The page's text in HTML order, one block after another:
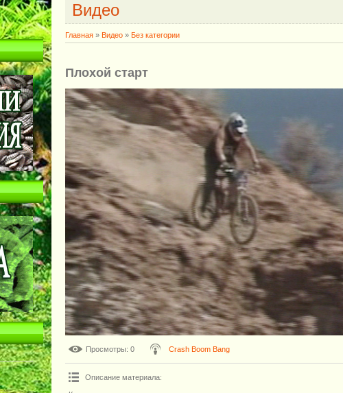
Видео
Главная » Видео » Без категории
Плохой старт
Просмотры: 0 Crash Boom Bang
Описание материала: